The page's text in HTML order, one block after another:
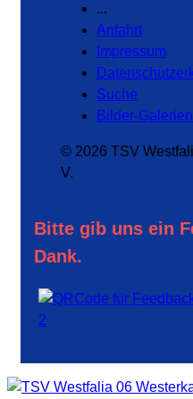
...
Anfahrt
Impressum
Suche
Bilder-Galerien
© 2026 TSV
V.
Bitte gib uns ein
Dank.